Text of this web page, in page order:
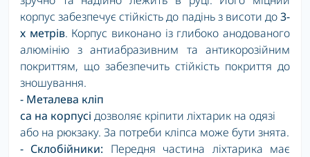
корпус забезпечує стійкість до падінь з висоти до3-
х метрів. Корпус виконано із глибоко анодованого
алюмінію з антиабразивним та антикорозійним
покриттям, що забезпечить стійкість покриття до
зношування.
- Металева кліп
cа на корпусі дозволяє кріпити ліхтарик на одязі
або на рюкзаку. За потреби кліпса може бути знята.
- Склобійники: Передня частина ліхтарика має